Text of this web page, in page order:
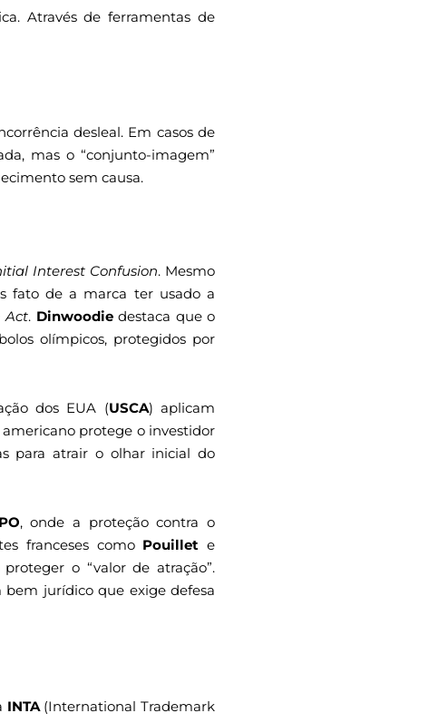
Através de ferramentas de
desleal. Em casos de
mas o “conjunto-imagem”
sem causa.
Interest Confusion. Mesmo
fato de a marca ter usado a
Act. Dinwoodiedestaca que o
olímpicos, protegidos por
dos EUA (USCA) aplicam
protege o investidor
para atrair o olhar inicial do
, onde a proteção contra o
franceses como Pouillet e
o “valor de atração”.
jurídico que exige defesa
INTA(International Trademark